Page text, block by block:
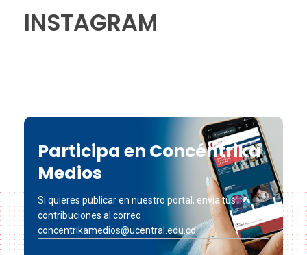
INSTAGRAM
Participa en Concéntrika
Medios
Si quieres publicar en nuestro portal, envía tus
contribuciones al correo
concentrikamedios@ucentral.edu.co